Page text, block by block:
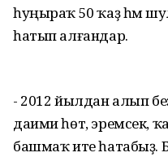
һуңыраҡ 50 ҡаҙ һәм шул
һатып алғандар.
- 2012 йылдан алып
даими һөт, эремсек,
башмаҡ ите һатабыҙ.